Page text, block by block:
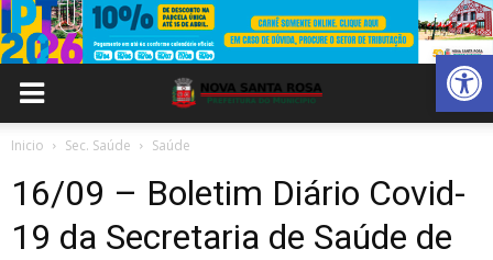
Abrir
Inicio Sec. Saúde Saúde
16/09 – Boletim Diário Covid-
19 da Secretaria de Saúde de